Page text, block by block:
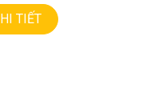
tốc độ 12 X 2.3G
TIẾT